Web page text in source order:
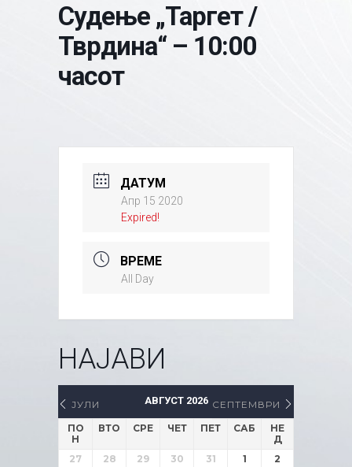
Судење „Таргет /
Тврдина“ – 10:00
часот
ДАТУМ
Апр 15 2020
Expired!
ВРЕМЕ
All Day
НАЈАВИ
ЈУЛИ АВГУСТ 2026 СЕПТЕМВРИ
ПО
Н
ВТО СРЕ ЧЕТ ПЕТ САБ
НЕ
Д
27
28 29 30 31 1 2